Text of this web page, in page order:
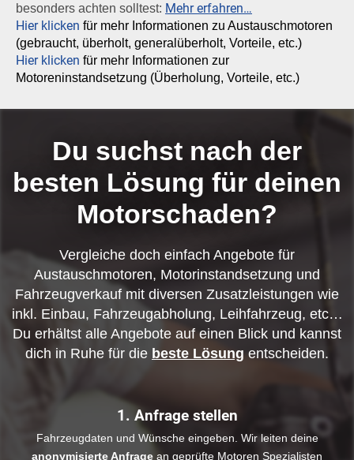
besonders achten solltest: Mehr erfahren…
Hier klicken für mehr Informationen zu Austauschmotoren
(gebraucht, überholt, generalüberholt, Vorteile, etc.)
Hier klicken für mehr Informationen zur
Motoreninstandsetzung (Überholung, Vorteile, etc.)
Du suchst nach der
besten Lösung für deinen
Motorschaden?
Vergleiche doch einfach Angebote für
Austauschmotoren, Motorinstandsetzung und
Fahrzeugverkauf mit diversen Zusatzleistungen wie
inkl. Einbau, Fahrzeugabholung, Leihfahrzeug, etc…
Du erhältst alle Angebote auf einen Blick und kannst
dich in Ruhe für die beste Lösung entscheiden.
1. Anfrage stellen
Fahrzeugdaten und Wünsche eingeben. Wir leiten deine
anonymisierte Anfrage an geprüfte Motoren Spezialisten